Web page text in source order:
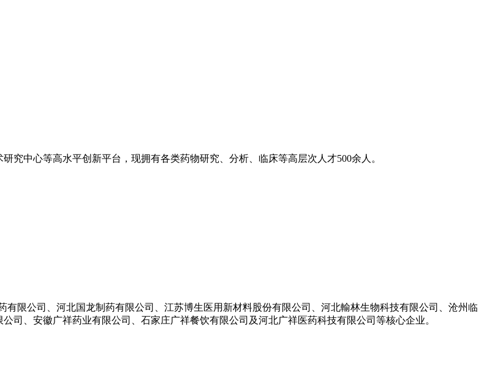
究中心等高水平创新平台，现拥有各类药物研究、分析、临床等高层次人才500余人。
限公司、河北国龙制药有限公司、江苏博生医用新材料股份有限公司、河北輸林生物科技有限公司、沧州临
司、安徽广祥药业有限公司、石家庄广祥餐饮有限公司及河北广祥医药科技有限公司等核心企业。